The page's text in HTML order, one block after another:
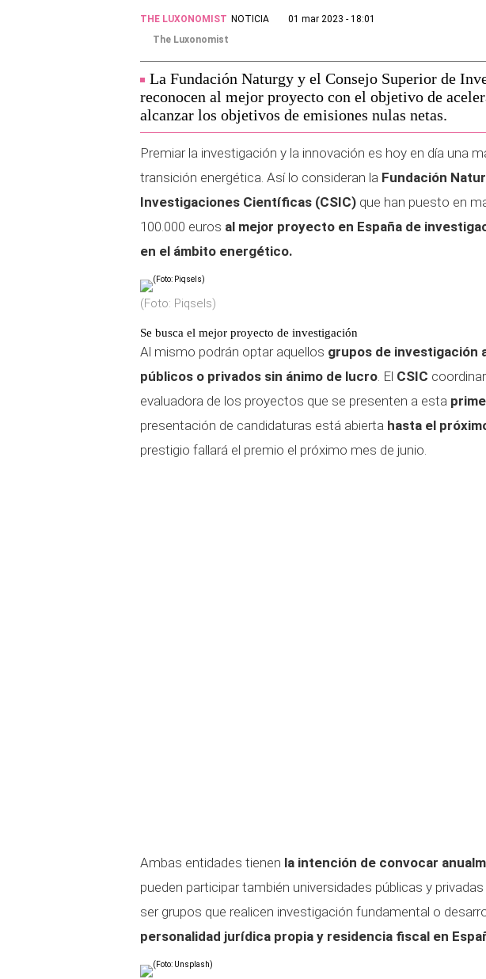
THE LUXONOMIST NOTICIA
01 mar 2023 - 18:01
The Luxonomist
La Fundación Naturgy y el Consejo Superior de
reconocen al mejor proyecto con el objetivo de
alcanzar los objetivos de emisiones nulas netas.
Premiar la investigación y la innovación es hoy en día una
transición energética. Así lo consideran la Fundación
Investigaciones Científicas (CSIC) que han puesto en
100.000 euros al mejor proyecto en España de
en el ámbito energético.
(Foto: Piqsels)
Se busca el mejor proyecto de investigación
Al mismo podrán optar aquellos grupos de investigación
públicos o privados sin ánimo de lucro. El CSIC
evaluadora de los proyectos que se presenten a esta
presentación de candidaturas está abierta hasta el
prestigio fallará el premio el próximo mes de junio.
Ambas entidades tienen la intención de convocar
pueden participar también universidades públicas y
ser grupos que realicen investigación fundamental o
personalidad jurídica propia y residencia fiscal en